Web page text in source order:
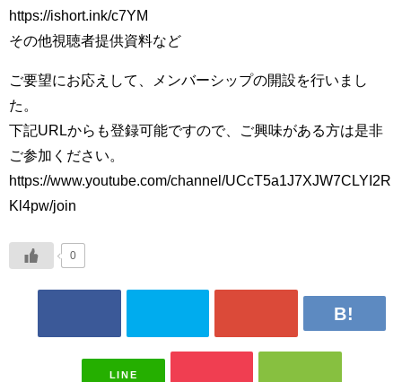
https://ishort.ink/c7YM
その他視聴者提供資料など
ご要望にお応えして、メンバーシップの開設を行いまし
た。
下記URLからも登録可能ですので、ご興味がある方は是非
ご参加ください。
https://www.youtube.com/channel/UCcT5a1J7XJW7CLYI2R
Kl4pw/join
0
LINE